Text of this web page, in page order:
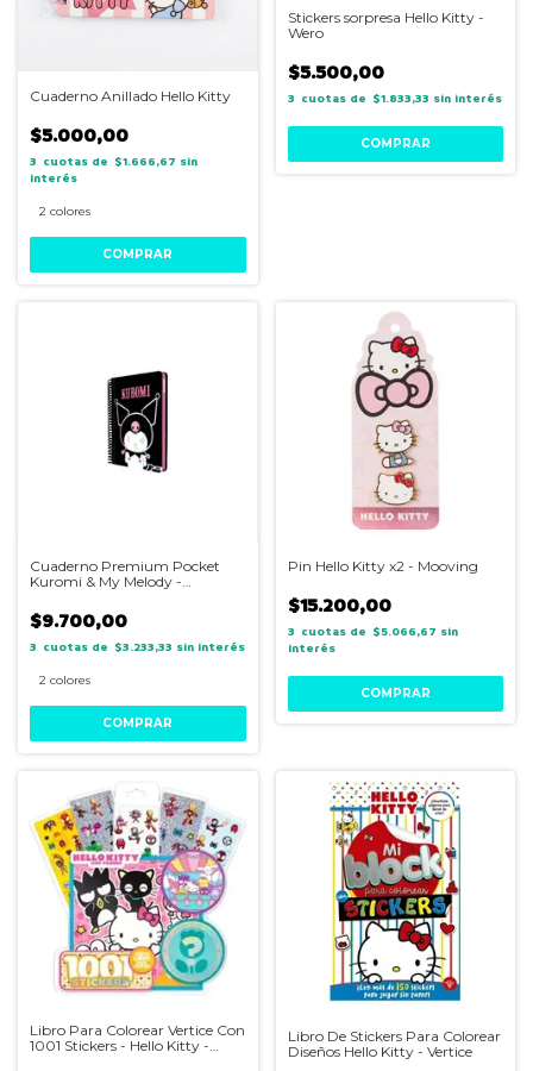
Cuaderno Anillado Hello Kitty
$5.000,00
3 $1.666,67 sin
interés
2 colores
COMPRAR
Stickers sorpresa Hello Kitty -
Wero
$5.500,00
3 $1.833,33 sin interés
Cuaderno Premium Pocket
Kuromi & My Melody -
$9.700,00
3 $3.233,33 sin interés
2 colores
COMPRAR
Pin Hello Kitty x2 - Mooving
$15.200,00
3 $5.066,67 sin
interés
Libro Para Colorear Vertice Con
1001 Stickers - Hello Kitty -
Libro De Stickers Para Colorear
Diseños Hello Kitty - Vertice